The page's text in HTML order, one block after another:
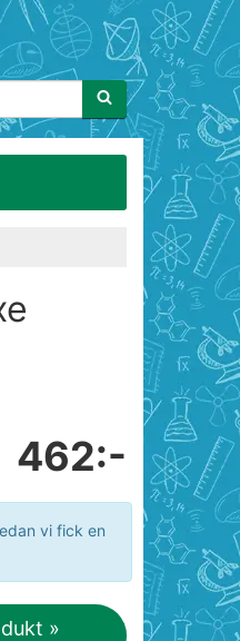
Sökfras:
462:-
vi fick en
»